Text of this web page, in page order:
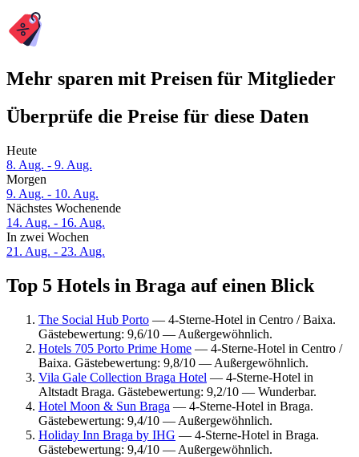
Mehr sparen mit Preisen für Mitglieder
Überprüfe die Preise für diese Daten
Heute
8. Aug. - 9. Aug.
Morgen
9. Aug. - 10. Aug.
Nächstes Wochenende
14. Aug. - 16. Aug.
In zwei Wochen
21. Aug. - 23. Aug.
Top 5 Hotels in Braga auf einen Blick
The Social Hub Porto — 4-Sterne-Hotel in Centro / Baixa.
Gästebewertung: 9,6/10 — Außergewöhnlich.
Hotels 705 Porto Prime Home — 4-Sterne-Hotel in Centro /
Baixa. Gästebewertung: 9,8/10 — Außergewöhnlich.
Vila Gale Collection Braga Hotel — 4-Sterne-Hotel in
Altstadt Braga. Gästebewertung: 9,2/10 — Wunderbar.
Hotel Moon & Sun Braga — 4-Sterne-Hotel in Braga.
Gästebewertung: 9,4/10 — Außergewöhnlich.
Holiday Inn Braga by IHG — 4-Sterne-Hotel in Braga.
Gästebewertung: 9,4/10 — Außergewöhnlich.